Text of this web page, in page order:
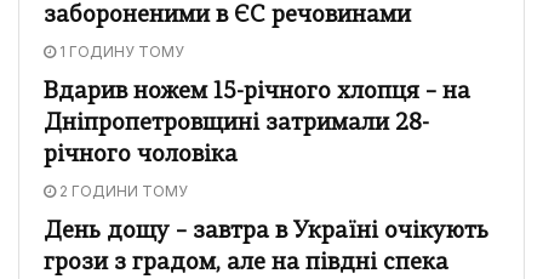
забороненими в ЄС речовинами
1 ГОДИНУ ТОМУ
Вдарив ножем 15-річного хлопця – на
Дніпропетровщині затримали 28-
річного чоловіка
2 ГОДИНИ ТОМУ
День дощу – завтра в Україні очікують
грози з градом, але на півдні спека